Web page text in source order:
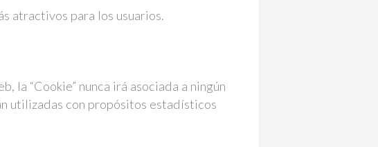
atractivos para los usuarios.
la “Cookie” nunca irá asociada a ningún
utilizadas con propósitos estadísticos